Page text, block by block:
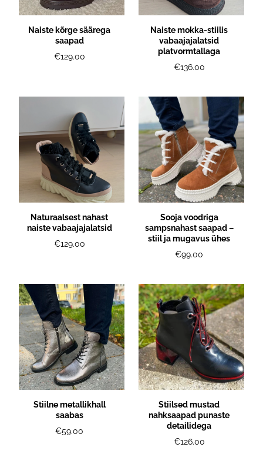
Naiste kõrge säärega
saapad
€129.00
Naiste mokka-stiilis
vabaajajalatsid
platvormtallaga
€136.00
Naturaalsest nahast
naiste vabaajajalatsid
€129.00
Sooja voodriga
sampsnahast saapad –
stiil ja mugavus ühes
€99.00
Stiilne metallikhall
saabas
€59.00
Stiilsed mustad
nahksaapad punaste
detailidega
€126.00